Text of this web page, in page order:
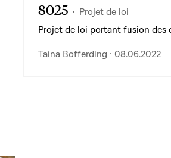
8025 Projet de loi
Projet de loi portant fusion des
Taina Bofferding · 08.06.2022